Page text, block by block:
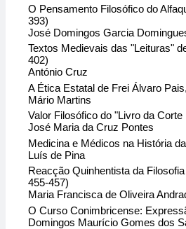
O Pensamento Filosófico do
393)
José Domingos Garcia
Textos Medievais das "Leituras"
402)
António Cruz
A Ética Estatal de Frei Álvaro
Mário Martins
Valor Filosófico do "Livro da
José Maria da Cruz Pontes
Medicina e Médicos na História
Luís de Pina
Reacção Quinhentista da
455-457)
Maria Francisca de Oliveira
O Curso Conimbricense:
Domingos Maurício Gomes dos